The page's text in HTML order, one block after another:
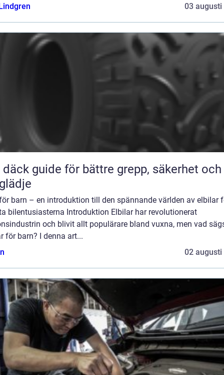
03 augusti
grepp, säkerhet och
barn – en introduktion till den spännande världen av elbilar
bilentusiasterna Introduktion Elbilar har revolutionerat
och blivit allt populärare bland vuxna, men vad
för barn? I denna art...
02 augusti